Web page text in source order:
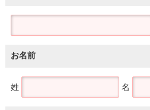
お名前
姓 名